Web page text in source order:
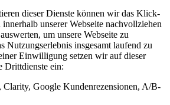
dieser Dienste können wir das Klick-
unserer Webseite nachvollziehen
um unsere Webseite zu
Nutzungserlebnis insgesamt laufend zu
Einwilligung setzen wir auf dieser
Drittdienste ein:
Clarity, Google Kundenrezensionen, A/B-